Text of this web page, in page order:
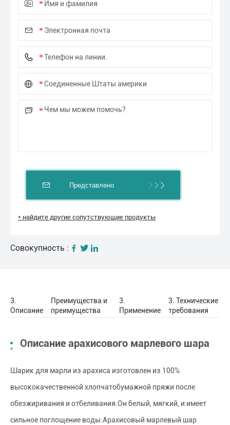
Представлено
* найдите другие сопутствующие продукты
Совокупность :
3.
Описание
Преимущества и
преимущества
3.
Применение
3. Технические
требования
Описание арахисового марлевого шара
Шарик для марли из арахиса изготовлен из 100%
высококачественной хлопчатобумажной пряжи после
обезжиривания и отбеливания.Он белый, мягкий, и имеет
сильное поглощение воды.Арахисовый марлевый шар